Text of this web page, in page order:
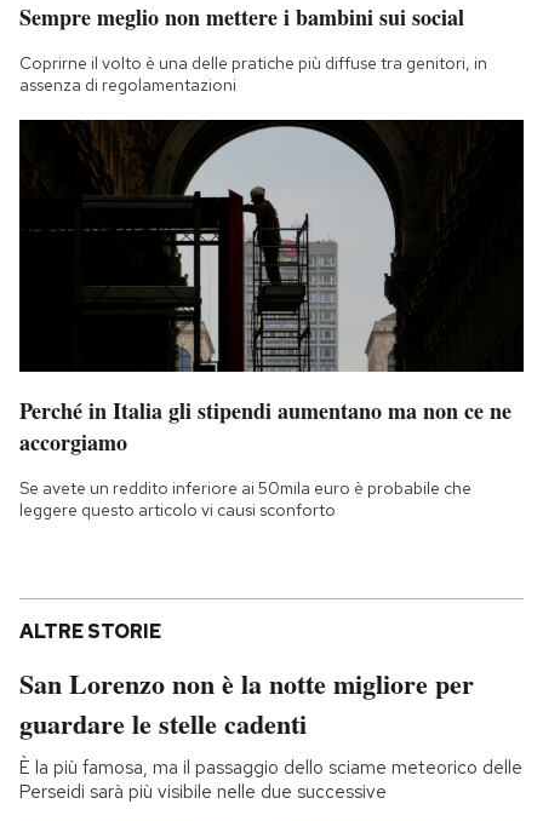
Sempre meglio non mettere i bambini sui social
Coprirne il volto è una delle pratiche più diffuse tra genitori, in
assenza di regolamentazioni
Perché in Italia gli stipendi aumentano ma non ce ne
accorgiamo
Se avete un reddito inferiore ai 50mila euro è probabile che
leggere questo articolo vi causi sconforto
ALTRE STORIE
San Lorenzo non è la notte migliore per
guardare le stelle cadenti
È la più famosa, ma il passaggio dello sciame meteorico delle
Perseidi sarà più visibile nelle due successive